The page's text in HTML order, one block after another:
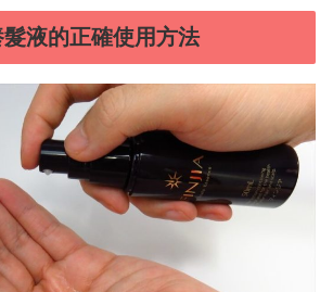
液的正確使用方法